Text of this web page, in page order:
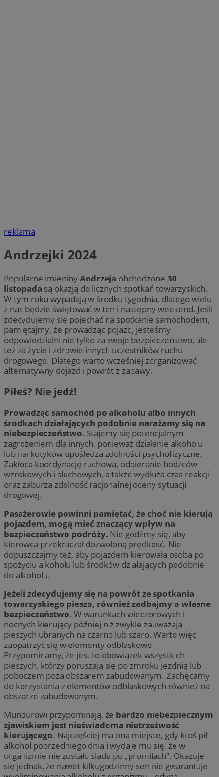
reklama
Andrzejki 2024
Popularne imieninyAndrzeja obchodzone 30
listopada są okazją do licznych spotkań towarzyskich.
W tym roku wypadają w środku tygodnia, dlatego wielu
z nas będzie świętować w ten i następny weekend. Jeśli
zdecydujemy się pojechać na spotkanie samochodem,
pamiętajmy, że prowadząc pojazd, jesteśmy
odpowiedzialni nie tylko za swoje bezpieczeństwo, ale
też za życie i zdrowie innych uczestników ruchu
drogowego. Dlatego warto wcześniej zorganizować
alternatywny dojazd i powrót z zabawy.
Piłeś? Nie jedź!
Prowadząc samochód po alkoholu albo innych
środkach działających podobnie narażamy się na
niebezpieczeństwo. Stajemy się potencjalnym
zagrożeniem dla innych, ponieważ działanie alkoholu
lub narkotyków upośledza zdolności psychofizyczne.
Zakłóca koordynację ruchową, odbieranie bodźców
wzrokowych i słuchowych, a także wydłuża czas reakcji
oraz zaburza zdolność racjonalnej oceny sytuacji
drogowej.
Pasażerowie powinni pamiętać, że choć nie kierują
pojazdem, mogą mieć znaczący wpływ na
bezpieczeństwo podróży. Nie gódźmy się, aby
kierowca przekraczał dozwoloną prędkość. Nie
dopuszczajmy też, aby pojazdem kierowała osoba po
spożyciu alkoholu lub środków działających podobnie
do alkoholu.
Jeżeli zdecydujemy się na powrót ze spotkania
towarzyskiego pieszo, również zadbajmy o własne
bezpieczeństwo. W warunkach wieczorowych i
nocnych kierujący później niż zwykle zauważają
pieszych ubranych na czarno lub szaro. Warto więc
zaopatrzyć się w elementy odblaskowe.
Przypominamy, że jest to obowiązek wszystkich
pieszych, którzy poruszają się po zmroku jezdnią lub
poboczem poza obszarem zabudowanym. Zachęcamy
do korzystania z elementów odblaskowych również na
obszarze zabudowanym.
Mundurowi przypominają, że bardzo niebezpiecznym
zjawiskiem jest nieświadoma nietrzeźwość
kierującego. Najczęściej ma ona miejsce, gdy ktoś pił
alkohol poprzedniego dnia i wydaje mu się, że w
organizmie nie zostało śladu po „promilach”. Okazuje
się jednak, że nawet kilkugodzinny sen nie gwarantuje